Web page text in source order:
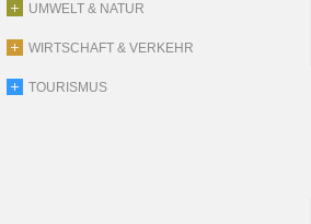
UMWELT & NATUR
WIRTSCHAFT & VERKEHR
TOURISMUS